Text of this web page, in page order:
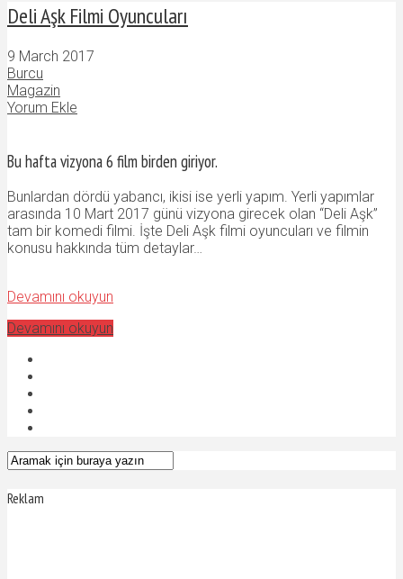
Deli Aşk Filmi Oyuncuları
9 March 2017
Burcu
Magazin
Yorum Ekle
Bu hafta vizyona 6 film birden giriyor.
Bunlardan dördü yabancı, ikisi ise yerli yapım. Yerli yapımlar
arasında 10 Mart 2017 günü vizyona girecek olan “Deli Aşk”
tam bir komedi filmi. İşte Deli Aşk filmi oyuncuları ve filmin
konusu hakkında tüm detaylar…
Devamını okuyun
Devamını okuyun
Reklam